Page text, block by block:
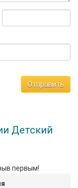
Отправить
Детский
первым!